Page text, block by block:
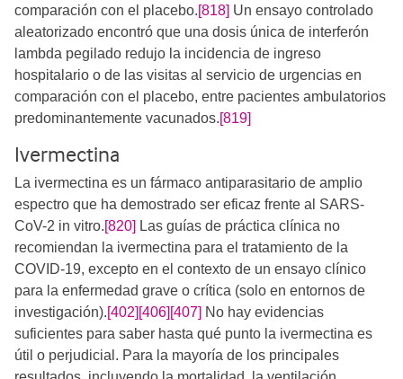
comparación con el placebo.[818] ​ Un ensayo controlado
aleatorizado encontró que una dosis única de interferón
lambda pegilado redujo la incidencia de ingreso
hospitalario o de las visitas al servicio de urgencias en
comparación con el placebo, entre pacientes ambulatorios
predominantemente vacunados.[819]
Ivermectina
La ivermectina es un fármaco antiparasitario de amplio
espectro que ha demostrado ser eficaz frente al SARS-
CoV-2 in vitro.[820] Las guías de práctica clínica no
recomiendan la ivermectina para el tratamiento de la
COVID-19, excepto en el contexto de un ensayo clínico
para la enfermedad grave o crítica (solo en entornos de
investigación).[402] [406] [407] ​​​​​ No hay evidencias
suficientes para saber hasta qué punto la ivermectina es
útil o perjudicial. Para la mayoría de los principales